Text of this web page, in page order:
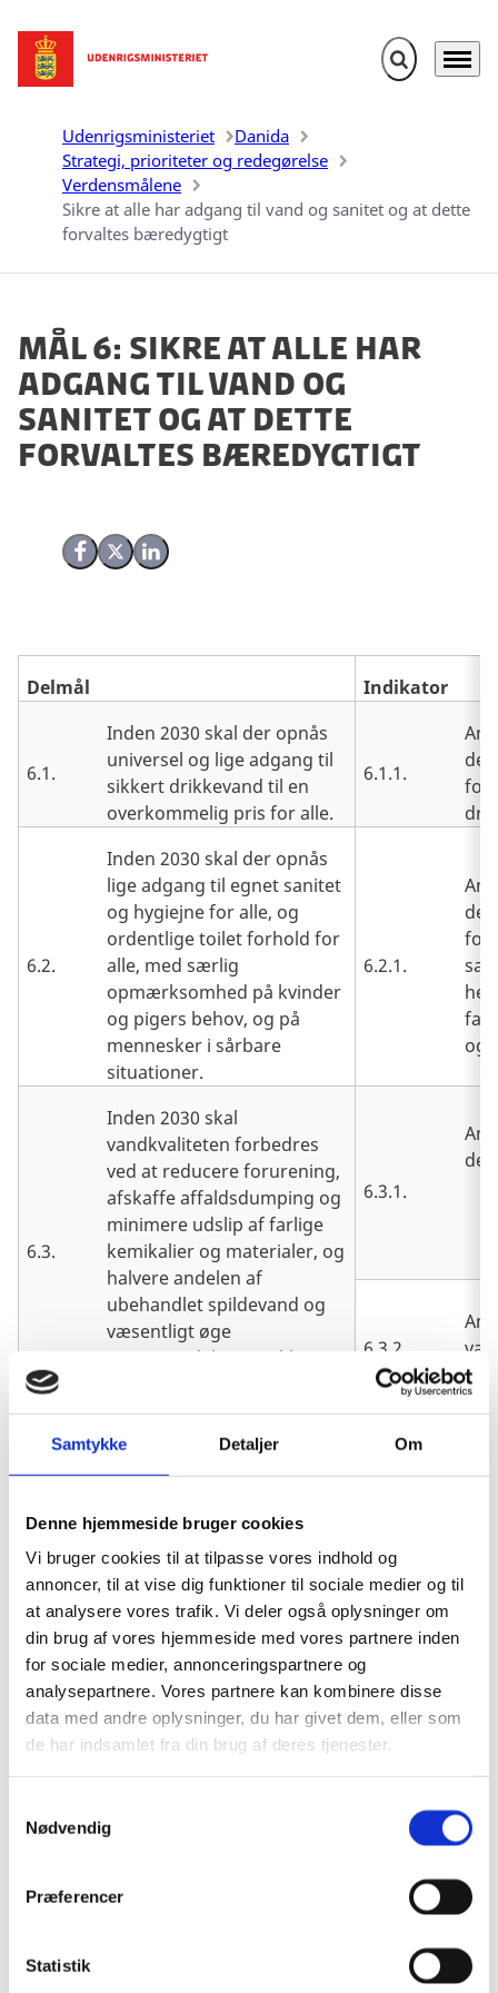
Samtykke Detaljer Om
Denne hjemmeside bruger cookies
Vi bruger cookies til at tilpasse vores indhold og
annoncer, til at vise dig funktioner til sociale medier og til
at analysere vores trafik. Vi deler også oplysninger om
din brug af vores hjemmeside med vores partnere inden
for sociale medier, annonceringspartnere og
analysepartnere. Vores partnere kan kombinere disse
data med andre oplysninger, du har givet dem, eller som
de har indsamlet fra din brug af deres tjenester.
Nødvendig
Præferencer
Statistik
Gå til forsiden Fold søgefelt
Menu
Udenrigsministeriet
Danida
Strategi, prioriteter og redegørelse
Verdensmålene
Sikre at alle har adgang til vand og sanitet og at dette
forvaltes bæredygtigt
Mål 6: Sikre at alle har
adgang til vand og
sanitet og at dette
forvaltes bæredygtigt
Del på Facebook
Del på X (Twitter)
Del på LinkedIn
Delmål Indikator
6.1.
Inden 2030 skal der opnås
universel og lige adgang til
sikkert drikkevand til en
overkommelig pris for alle.
6.1.1.
6.2.
Inden 2030 skal der opnås
lige adgang til egnet sanitet
og hygiejne for alle, og
ordentlige toilet forhold for
alle, med særlig
opmærksomhed på kvinder
og pigers behov, og på
mennesker i sårbare
situationer.
6.2.1.
og
6.3.
Inden 2030 skal
vandkvaliteten forbedres
ved at reducere forurening,
afskaffe affaldsdumping og
minimere udslip af farlige
kemikalier og materialer, og
halvere andelen af
ubehandlet spildevand og
væsentligt øge
genanvendelse og sikker
6.3.1.
der
6.3.2.
6.4.
effektiviteten af
vandanvendelsen indenfor
væsentligt, og der skal
sikres bæredygtig
indvinding af og forsyning
med ferskvand for at
imødegå vandknaphed, og
væsentligt reducere antallet
af mennesker, der lider af
vandmangel, betydeligt.
6.4.2.
6.5.
Inden 2030 skal forvaltning
herunder gennem
på